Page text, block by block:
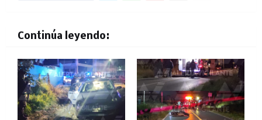
Continúa leyendo: